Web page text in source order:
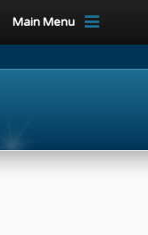
Main Menu